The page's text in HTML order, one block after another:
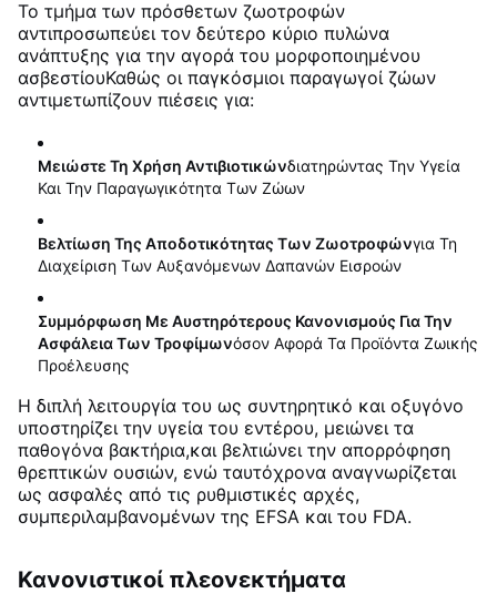
Το τμήμα των πρόσθετων ζωοτροφών
αντιπροσωπεύει τον δεύτερο κύριο πυλώνα
ανάπτυξης για την αγορά του μορφοποιημένου
ασβεστίουΚαθώς οι παγκόσμιοι παραγωγοί ζώων
αντιμετωπίζουν πιέσεις για:
Μειώστε Τη Χρήση ΑντιβιοτικώνΔιατηρώντας Την Υγεία
Και Την Παραγωγικότητα Των Ζώων
Βελτίωση Της Αποδοτικότητας Των ΖωοτροφώνΓια Τη
Διαχείριση Των Αυξανόμενων Δαπανών Εισροών
Συμμόρφωση Με Αυστηρότερους Κανονισμούς Για Την
Ασφάλεια Των ΤροφίμωνΌσον Αφορά Τα Προϊόντα Ζωικής
Προέλευσης
Η διπλή λειτουργία του ως συντηρητικό και οξυγόνο
υποστηρίζει την υγεία του εντέρου, μειώνει τα
παθογόνα βακτήρια,και βελτιώνει την απορρόφηση
θρεπτικών ουσιών, ενώ ταυτόχρονα αναγνωρίζεται
ως ασφαλές από τις ρυθμιστικές αρχές,
συμπεριλαμβανομένων της EFSA και του FDA.
Κανονιστικοί πλεονεκτήματα